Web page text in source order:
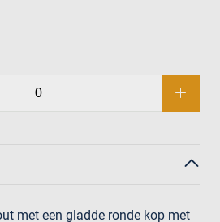
met een gladde ronde kop met